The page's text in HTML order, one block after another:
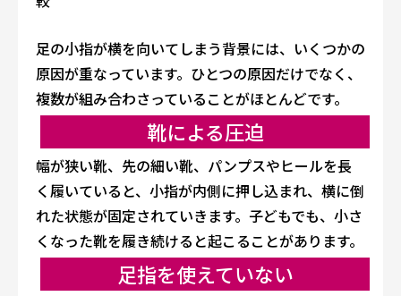
足の小指が横を向いてしまう背景には、いくつかの
原因が重なっています。ひとつの原因だけでなく、
複数が組み合わさっていることがほとんどです。
靴による圧迫
幅が狭い靴、先の細い靴、パンプスやヒールを長
く履いていると、小指が内側に押し込まれ、横に倒
れた状態が固定されていきます。子どもでも、小さ
くなった靴を履き続けると起こることがあります。
足指を使えていない